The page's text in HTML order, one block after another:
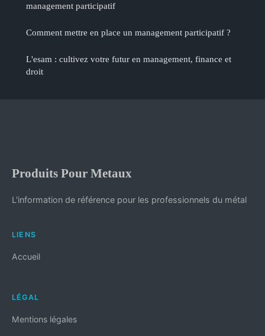
management participatif
Comment mettre en place un management participatif ?
L'esam : cultivez votre futur en management, finance et
droit
Produits Pour Metaux
L'information de référence pour les professionnels du métal
LIENS
Accueil
LÉGAL
Mentions légales